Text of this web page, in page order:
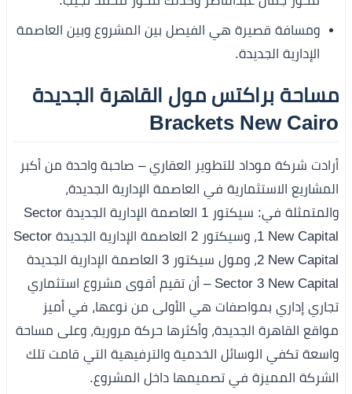
ومسافة قصيرة هي الفيصل بين المشروع وبين العاصمة
الإدارية الجديدة.
مساحة براكتس مول القاهرة الجديدة
Brackets New Cairo
أرادت شركة موداد للتطوير العقاري – صاحبة واحدة من أكبر
المشاريع الاستثمارية في العاصمة الإدارية الجديدة،
والمتمثلة في: سيكتور 1 العاصمة الإدارية الجديدة Sector
1 New Capital، وسيكتور 2 العاصمة الإدارية الجديدة Sector
2 New Capital، ومول سيكتور 3 العاصمة الإدارية الجديدة
Sector 3 New Capital – أن تقيم أقوى مشروع استثماري
تجاري إداري بمواصفات هي الأولى من نوعها، في أميز
مواقع القاهرة الجديدة، وأكثرها حركة مرورية، وعلى مساحة
واسعة تكفي الوسائل الخدمية والترفيهية التي قامت تلك
الشركة المميزة في تصميمها داخل المشروع.